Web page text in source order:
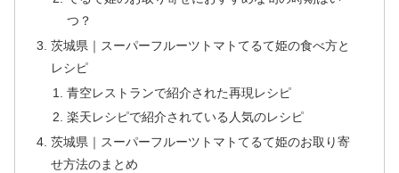
つ？
茨城県｜スーパーフルーツトマトてるて姫の食べ方と
レシピ
青空レストランで紹介された再現レシピ
楽天レシピで紹介されている人気のレシピ
茨城県｜スーパーフルーツトマトてるて姫のお取り寄
せ方法のまとめ